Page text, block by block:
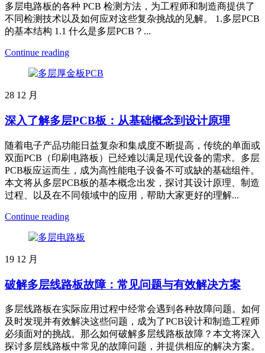
多层电路板的各种 PCB 检测方法，为工程师和制造商提供了
不同检测技术以及如何应对这些复杂挑战的见解。 1.多层PCB
的基本结构 1.1 什么是多层PCB？...
Continue reading
28 12 月
深入了解多层PCB板：从基础概念到设计原理
随着电子产品功能日益复杂和集成度不断提高，传统的单面或
双面PCB（印刷电路板）已经难以满足现代设备的需求。多层
PCB板应运而生，成为高性能电子设备不可或缺的基础组件。
本文将从多层PCB板的基本概念出发，探讨其设计原理、制造
过程、以及在不同领域中的应用，帮助大家更好的理解...
Continue reading
19 12 月
破解多层线路板故障：常见问题与有效解决方案
多层线路板在实际应用过程中经常会遇到各种故障问题。如何
及时发现并有效解决这些问题，成为了PCB设计和制造工程师
必须面对的挑战。那么如何破解多层线路板故障？本文将深入
探讨多层线路板中常见的故障问题，并提供相应的解决方案。